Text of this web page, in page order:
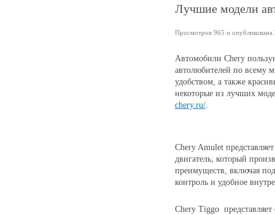
Лучшие модели
Просмотров 965 и опубликована
Автомобили Chery
автолюбителей по всему
удобством, а также
некоторые из лучших
chery.ru/
Chery Amulet
двигатель, который
преимуществ, включая
контроль и удобное
Chery Tiggo